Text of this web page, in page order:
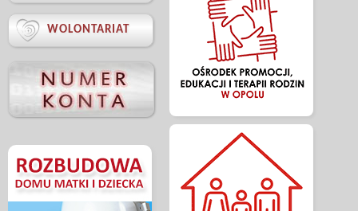
 WOLONTARIAT